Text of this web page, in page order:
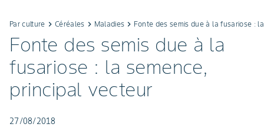
Par culture keyboard_arrow_right Céréales keyboard_arrow_right Maladies keyboard_arrow_right Fonte des semis due à la fusariose :
Fonte des semis due à la
fusariose : la semence,
principal vecteur
27/08/2018